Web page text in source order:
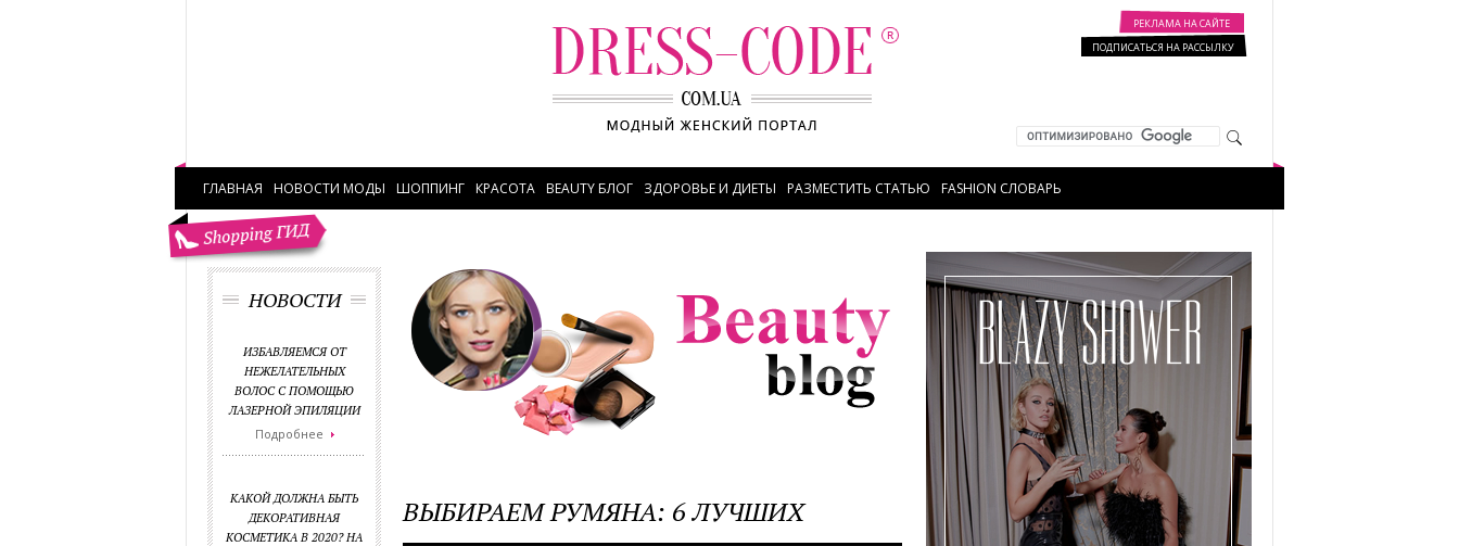
РЕКЛАМА НА САЙТЕ
ПОДПИСАТЬСЯ НА РАССЫЛКУ
ГЛАВНАЯ НОВОСТИ МОДЫ ШОППИНГ КРАСОТА BEAUTY БЛОГ ЗДОРОВЬЕ И ДИЕТЫ РАЗМЕСТИТЬ СТАТЬЮ FASHION СЛОВАРЬ
НОВОСТИ
ИЗБАВЛЯЕМСЯ ОТ
НЕЖЕЛАТЕЛЬНЫХ
ВОЛОС С ПОМОЩЬЮ
ЛАЗЕРНОЙ ЭПИЛЯЦИИ
Подробнее
КАКОЙ ДОЛЖНА БЫТЬ
ДЕКОРАТИВНАЯ
КОСМЕТИКА В 2020? НА
ВЫБИРАЕМ РУМЯНА: 6 ЛУЧШИХ